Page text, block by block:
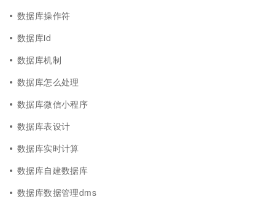
数据库操作符
数据库id
数据库机制
数据库怎么处理
数据库微信小程序
数据库表设计
数据库实时计算
数据库自建数据库
数据库数据管理dms